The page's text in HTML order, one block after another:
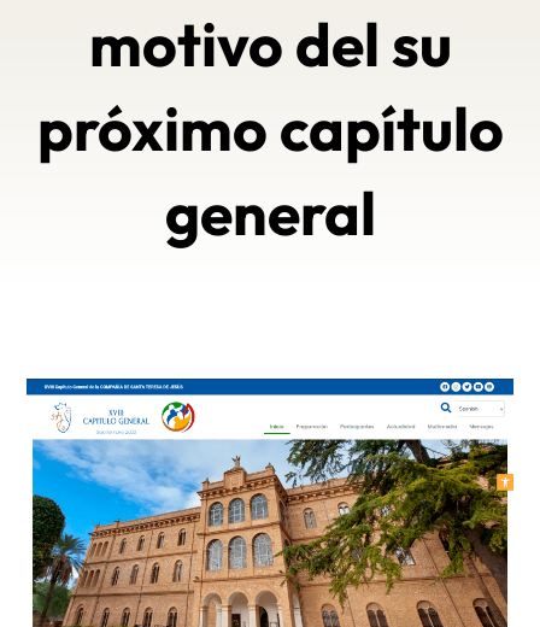
motivo del su
próximo capítulo
general